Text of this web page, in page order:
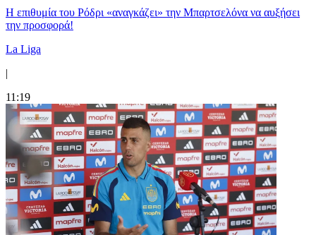
Η επιθυμία του Ρόδρι «αναγκάζει» την Μπαρτσελόνα να αυξήσει
την προσφορά!
La Liga
|
11:19